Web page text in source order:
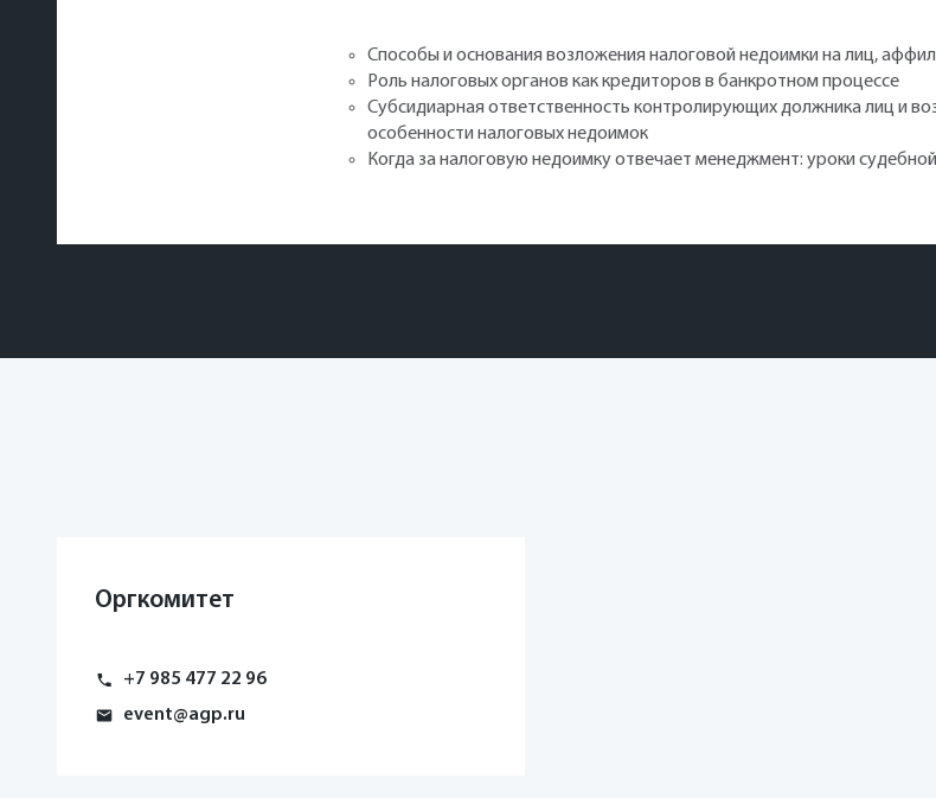
Способы и основания возложения налоговой недоимки на лиц,
Роль налоговых органов как кредиторов в банкротном процессе
Субсидиарная ответственность контролирующих должника лиц и
особенности налоговых недоимок
Когда за налоговую недоимку отвечает менеджмент: уроки
Оргкомитет
+7 985 477 22 96
event@agp.ru